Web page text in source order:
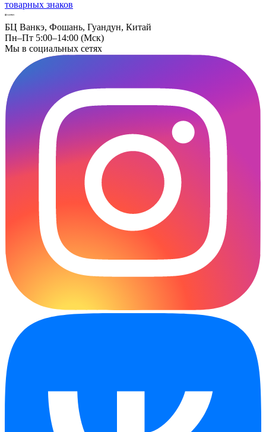
товарных знаков
БЦ Ванкэ, Фошань, Гуандун, Китай
Пн–Пт 5:00–14:00 (Мск)
Мы в социальных сетях